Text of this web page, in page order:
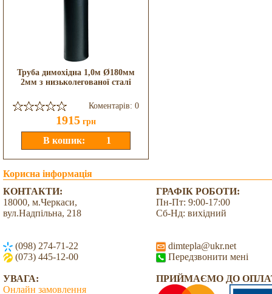
Труба димохідна 1,0м Ø180мм
2мм з низьколегованої сталі
Коментарів: 0
1915 грн
Корисна інформація
КОНТАКТИ:
18000, м.Черкаси,
вул.Надпільна, 218
(098) 274-71-22
(073) 445-12-00
ГРАФІК РОБОТИ:
Пн-Пт: 9:00-17:00
Сб-Нд: вихідний
dimtepla@ukr.net
Передзвонити мені
УВАГА:
Онлайн замовлення
ПРИЙМАЄМО ДО